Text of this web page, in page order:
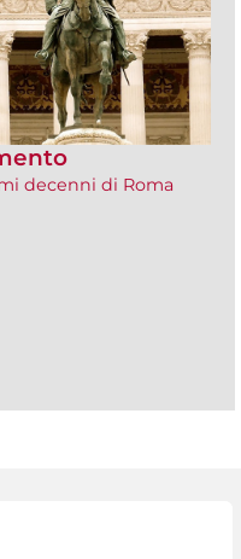
decenni di Roma